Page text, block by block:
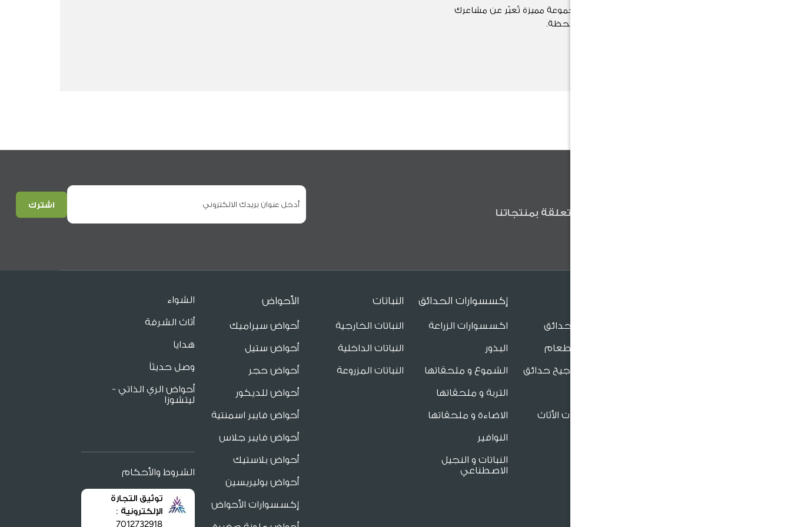
اختر هدية مناسبتك الآن بين مجموعة مميزة تُعبّر عن مشاعرك
وتُضفي لمسة خاصة على كل لحظة.
كن أول من يعلم عن آخر الأخبار المتعلقة بمنتجاتنا
جلسات الحدائق
جلسات الطعام
بنش و مراجيح حدائق
إكسسوارات الأثاث
إكسسوارات الحدائق
اكسسوارات الزراعة
البذور
الشموع و ملحقاتها
التربة و ملحقاتها
الاضاءة و ملحقاتها
النوافير
النباتات و النجيل
الاصطناعي
النباتات
النباتات الخارجية
النباتات الداخلية
النباتات المزروعة
الأحواض
أحواض سيراميك
أحواض ستيل
أحواض حجر
أحواض للديكور
أحواض فايبر اسمنتية
أحواض فايبر جلاس
أحواض بلاستيك
أحواض بوليريسين
إكسسوارات الأحواض
الشواء
أثاث الشرفة
هدايا
وصل حديثاً
أحواض الري الذاتي -
ليتشوزا
الشروط والأحكام
توثيق التجارة
الإلكترونية :
7012732918